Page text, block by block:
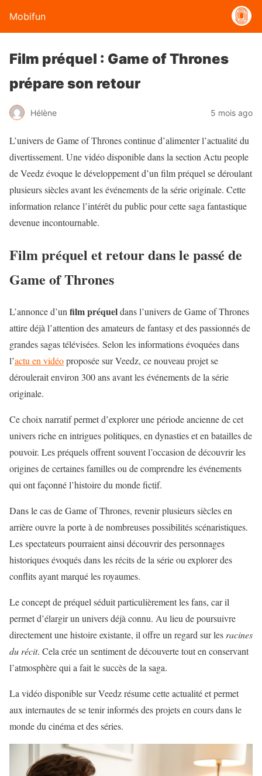
Mobifun
Film préquel : Game of Thrones
prépare son retour
Hélène 5 mois ago
L’univers de Game of Thrones continue d’alimenter l’actualité du
divertissement. Une vidéo disponible dans la section Actu people
de Veedz évoque le développement d’un film préquel se déroulant
plusieurs siècles avant les événements de la série originale. Cette
information relance l’intérêt du public pour cette saga fantastique
devenue incontournable.
Film préquel et retour dans le passé de
Game of Thrones
L’annonce d’un film préqueldans l’univers de Game of Thrones
attire déjà l’attention des amateurs de fantasy et des passionnés de
grandes sagas télévisées. Selon les informations évoquées dans
l’actu en vidéoproposée sur Veedz, ce nouveau projet se
déroulerait environ 300 ans avant les événements de la série
originale.
Ce choix narratif permet d’explorer une période ancienne de cet
univers riche en intrigues politiques, en dynasties et en batailles de
pouvoir. Les préquels offrent souvent l’occasion de découvrir les
origines de certaines familles ou de comprendre les événements
qui ont façonné l’histoire du monde fictif.
Dans le cas de Game of Thrones, revenir plusieurs siècles en
arrière ouvre la porte à de nombreuses possibilités scénaristiques.
Les spectateurs pourraient ainsi découvrir des personnages
historiques évoqués dans les récits de la série ou explorer des
conflits ayant marqué les royaumes.
Le concept de préquel séduit particulièrement les fans, car il
permet d’élargir un univers déjà connu. Au lieu de poursuivre
directement une histoire existante, il offre un regard sur les racines
du récit. Cela crée un sentiment de découverte tout en conservant
l’atmosphère qui a fait le succès de la saga.
La vidéo disponible sur Veedz résume cette actualité et permet
aux internautes de se tenir informés des projets en cours dans le
monde du cinéma et des séries.